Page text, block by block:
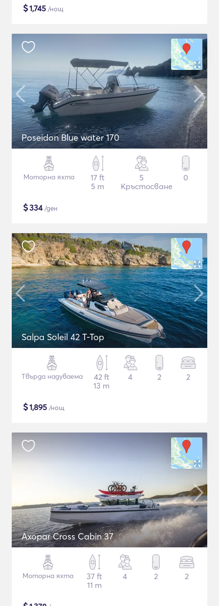
$1,745 /нощ
Poseidon Blue water 170
Моторна яхта
17 ft
5 m
5
Кръстосване
0
$334/ден
Salpa Soleil 42 T-Top
Твърда надуваема
42 ft
13 m
4 2 2
$1,895 /нощ
Axopar Cross Cabin 37
Моторна яхта
37 ft
11 m
4 2 2